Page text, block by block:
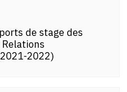
de stage des
2022)